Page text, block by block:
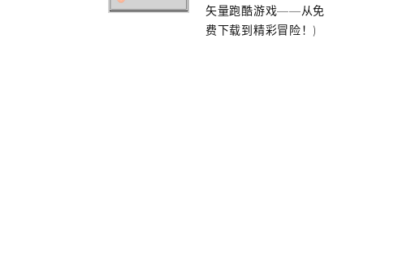
矢量跑酷游戏——从免
费下载到精彩冒险！)